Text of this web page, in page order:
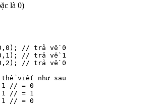
là 0)
// trả về 0
// trả về 1
// trả về 0
thể viết như sau
1 // = 0
1 // = 1
1 // = 0